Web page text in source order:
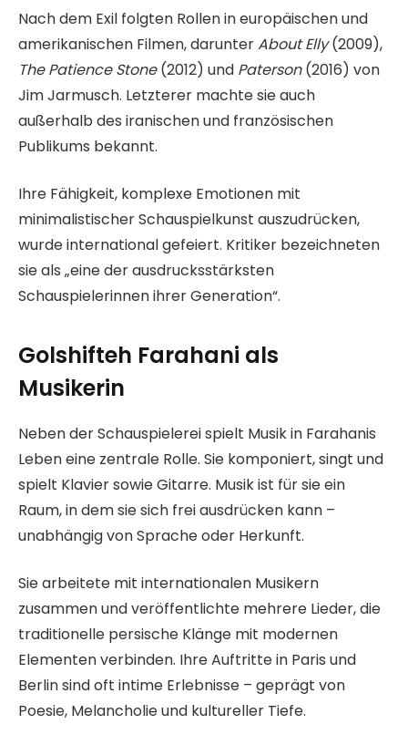
Nach dem Exil folgten Rollen in europäischen und
amerikanischen Filmen, darunterAbout Elly(2009),
The Patience Stone(2012) und Paterson(2016) von
Jim Jarmusch. Letzterer machte sie auch
außerhalb des iranischen und französischen
Publikums bekannt.
Ihre Fähigkeit, komplexe Emotionen mit
minimalistischer Schauspielkunst auszudrücken,
wurde international gefeiert. Kritiker bezeichneten
sie als „eine der ausdrucksstärksten
Schauspielerinnen ihrer Generation“.
Golshifteh Farahani als
Musikerin
Neben der Schauspielerei spielt Musik in Farahanis
Leben eine zentrale Rolle. Sie komponiert, singt und
spielt Klavier sowie Gitarre. Musik ist für sie ein
Raum, in dem sie sich frei ausdrücken kann –
unabhängig von Sprache oder Herkunft.
Sie arbeitete mit internationalen Musikern
zusammen und veröffentlichte mehrere Lieder, die
traditionelle persische Klänge mit modernen
Elementen verbinden. Ihre Auftritte in Paris und
Berlin sind oft intime Erlebnisse – geprägt von
Poesie, Melancholie und kultureller Tiefe.